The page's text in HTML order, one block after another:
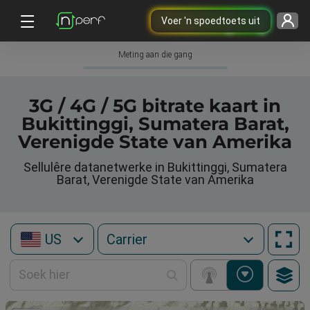
Voer 'n spoedtoets uit
Meting aan die gang
3G / 4G / 5G bitrate kaart in
Bukittinggi, Sumatera Barat,
Verenigde State van Amerika
Sellulêre datanetwerke in Bukittinggi, Sumatera
Barat, Verenigde State van Amerika
US